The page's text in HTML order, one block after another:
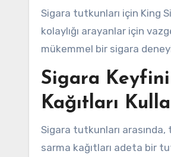
Sigara tutkunları için King
kolaylığı arayanlar için
mükemmel bir sigara
Sigara
Kağıtları
Sigara tutkunları
sarma kağıtları adeta bir